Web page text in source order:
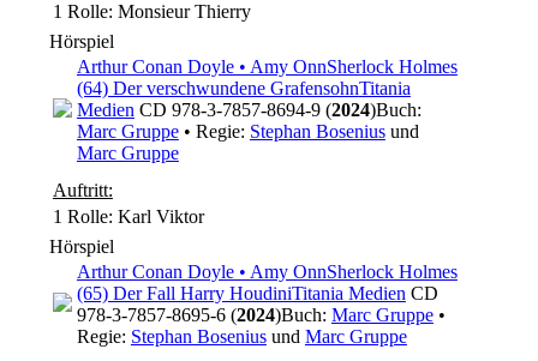
1 Rolle: Monsieur Thierry
Hörspiel
Arthur Conan Doyle • Amy OnnSherlock Holmes
(64) Der verschwundene GrafensohnTitania
Medien CD 978-3-7857-8694-9 (2024)Buch:
Marc Gruppe• Regie: Stephan Boseniusund
Marc Gruppe
Auftritt:
1 Rolle: Karl Viktor
Hörspiel
Arthur Conan Doyle • Amy OnnSherlock Holmes
(65) Der Fall Harry HoudiniTitania Medien CD
978-3-7857-8695-6 (2024)Buch: Marc Gruppe•
Regie: Stephan Boseniusund Marc Gruppe